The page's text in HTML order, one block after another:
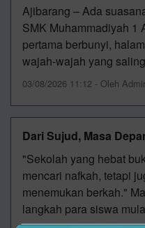
Ajibarang – Ada
SMK Muhammadiyah 1
pertama berbunyi,
wajah-wajah yang
03/08/2026 11:12 - Oleh
Dari Sujud, Masa
"Sekolah yang hebat
mencari nafkah, tetapi
menemukan berkah."
langkah para siswa